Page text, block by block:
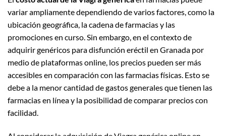
variar ampliamente dependiendo de varios factores, como la
ubicación geográfica, la cadena de farmacias y las
promociones en curso. Sin embargo, en el contexto de
adquirir genéricos para disfunción eréctil en Granada por
medio de plataformas online, los precios pueden ser más
accesibles en comparación con las farmacias físicas. Esto se
debe a la menor cantidad de gastos generales que tienen las
farmacias en línea y la posibilidad de comparar precios con
facilidad.